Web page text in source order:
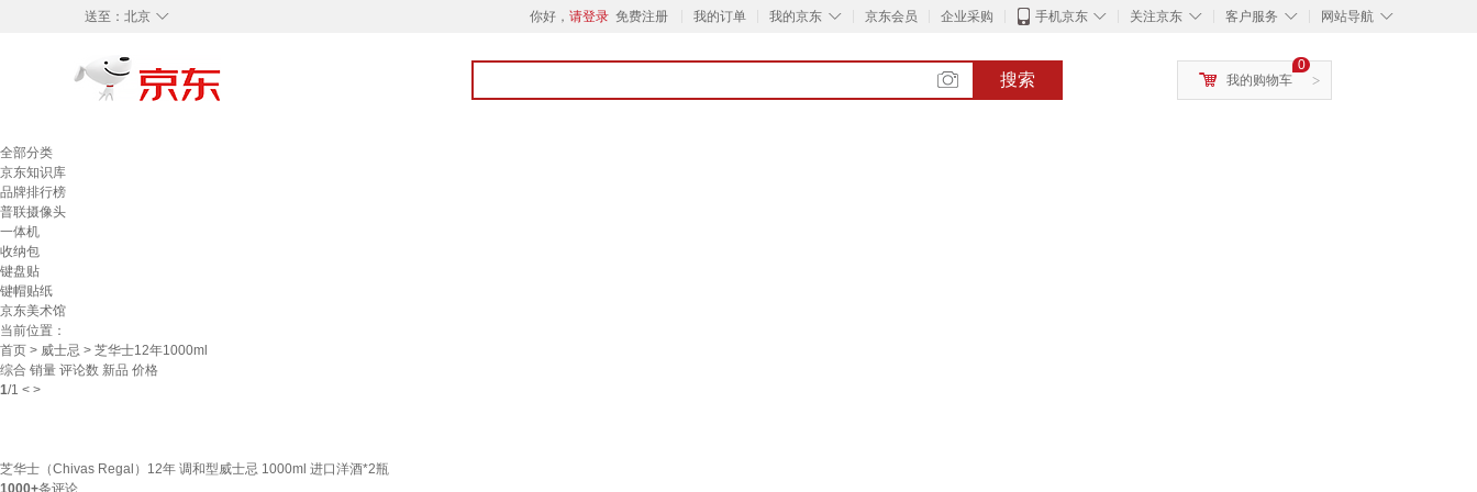
◇
送至： 北京 你好， 请登录 免费注册 我的订单 ◇
我的京东 京东会员 企业采购 ◇
手机京东 ◇
关注京东 ◇
客户服务 ◇
网站导航
搜索 >
0
我的购物车
全部分类
京东知识库
品牌排行榜
普联摄像头
一体机
收纳包
键盘贴
键帽贴纸
京东美术馆
当前位置：
首页 > 威士忌 > 芝华士12年1000ml
综合 销量 评论数 新品 价格
1/1 < >
芝华士（Chivas Regal）12年 调和型威士忌 1000ml 进口洋酒*2瓶
1000+条评论